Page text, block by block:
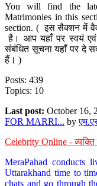
You will find the
Matrimonies in this
section. ( इस सैक्शन में
है। आप यहाँ पर स्वयं
संबंधित सूचना यहाँ पर दे
हैं। )
Posts: 439
Topics: 10
Last post: October 16,
FOR MARRI... by
Celebrity Online - व्यक्ति
MeraPahad conducts
Uttarakhand time to
chats and go through